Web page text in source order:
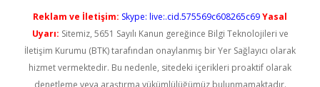
Reklam ve İletişim: Skype: live:.cid.575569c608265c69Yasal
Uyarı: Sitemiz, 5651 Sayılı Kanun gereğince Bilgi Teknolojileri ve
İletişim Kurumu (BTK) tarafından onaylanmış bir Yer Sağlayıcı olarak
hizmet vermektedir. Bu nedenle, sitedeki içerikleri proaktif olarak
denetleme veya araştırma yükümlülüğümüz bulunmamaktadır.